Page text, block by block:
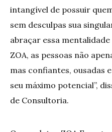
intangível de possuir
sem desculpas sua
abraçar essa
ZOA, as pessoas não
mas confiantes, ousadas
seu máximo potencial”,
de Consultoria.